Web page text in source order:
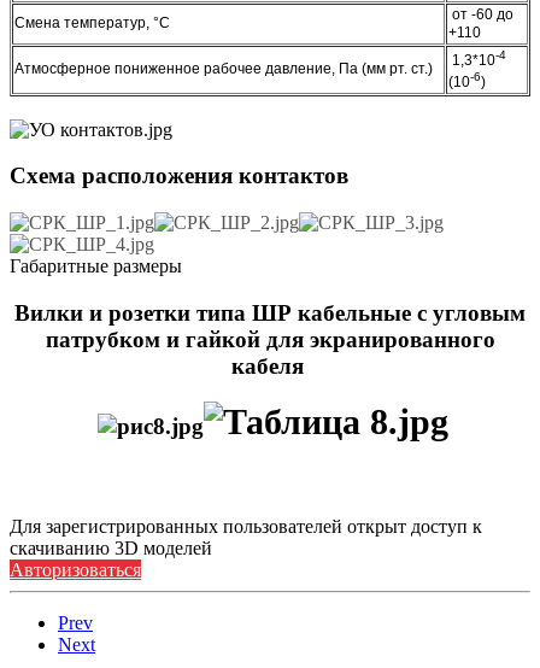
Смена температур, °C
от -60 до
+110
Атмосферное пониженное рабочее давление, Па (мм рт. ст.) 1,3*10-4
(10-6)
Схема расположения контактов
Габаритные размеры
Вилки и розетки типа ШР кабельные с угловым
патрубком и гайкой для экранированного
кабеля
Для зарегистрированных пользователей открыт доступ к
скачиванию 3D моделей
Авторизоваться
Prev
Next